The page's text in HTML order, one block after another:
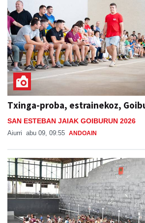
Txinga-proba, estrainekoz,
SAN ESTEBAN JAIAK GOIBURUN 2026
Aiurri abu 09, 09:55 ANDOAIN